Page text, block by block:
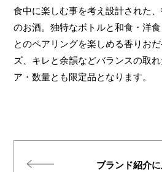
食中に楽しむ事を考え設計された
のお酒。独特なボトルと和食・洋
とのペアリングを楽しめる香りお
ズ、キレと余韻などバランスの取
ア・数量とも限定品となります。
ブランド紹介